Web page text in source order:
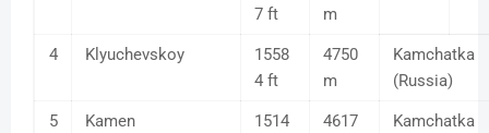
7 ft
m
4 Klyuchevskoy
1558
4 ft
4750
m
Kamchatka
(Russia)
5 Kamen
1514
4617
Kamchatka